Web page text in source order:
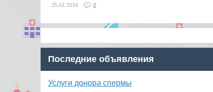
25.01.2016 0
Последние объявления
Услуги донора спермы